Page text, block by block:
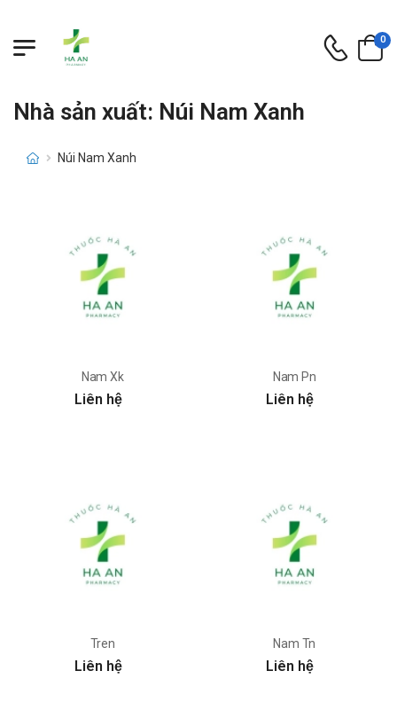
0
Nhà sản xuất: Núi Nam Xanh
Núi Nam Xanh
Nam Xk
Liên hệ
Nam Pn
Liên hệ
Tren
Liên hệ
Nam Tn
Liên hệ